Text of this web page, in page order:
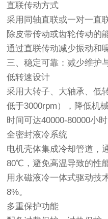
直联传动方式
采用同轴直联或一对一直
除皮带传动或齿轮传动的
通过直联传动减少振动和
三、稳定可靠：减少维护
低转速设计
采用大转子、大轴承、低
低于3000rpm），降低机
时间可达40000-80000小时
全密封液冷系统
电机壳体集成冷却管道，
80℃，避免高温导致的性
用永磁液冷一体式驱动技
8%。
多重保护功能